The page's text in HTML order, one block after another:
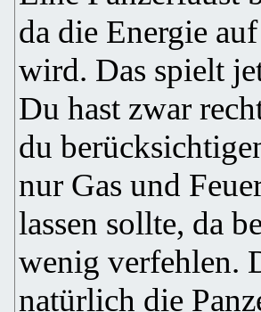
da die Energie
wird. Das spielt
Du hast zwar
du
nur Gas und
lassen sollte, da
wenig verfehlen.
natürlich die